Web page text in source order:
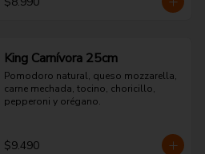
King Carnívora 25cm
Pomodoro natural, queso mozzarella,
carne mechada, tocino, choricillo,
pepperoni y orégano.
$9.490